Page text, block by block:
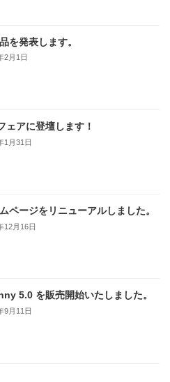
を発表します。
2月1日
ェアに登壇します！
1月31日
ページをリニューアルしました。
12月16日
5.0 を販売開始いたしました。
9月11日